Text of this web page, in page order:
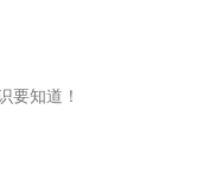
要知道！